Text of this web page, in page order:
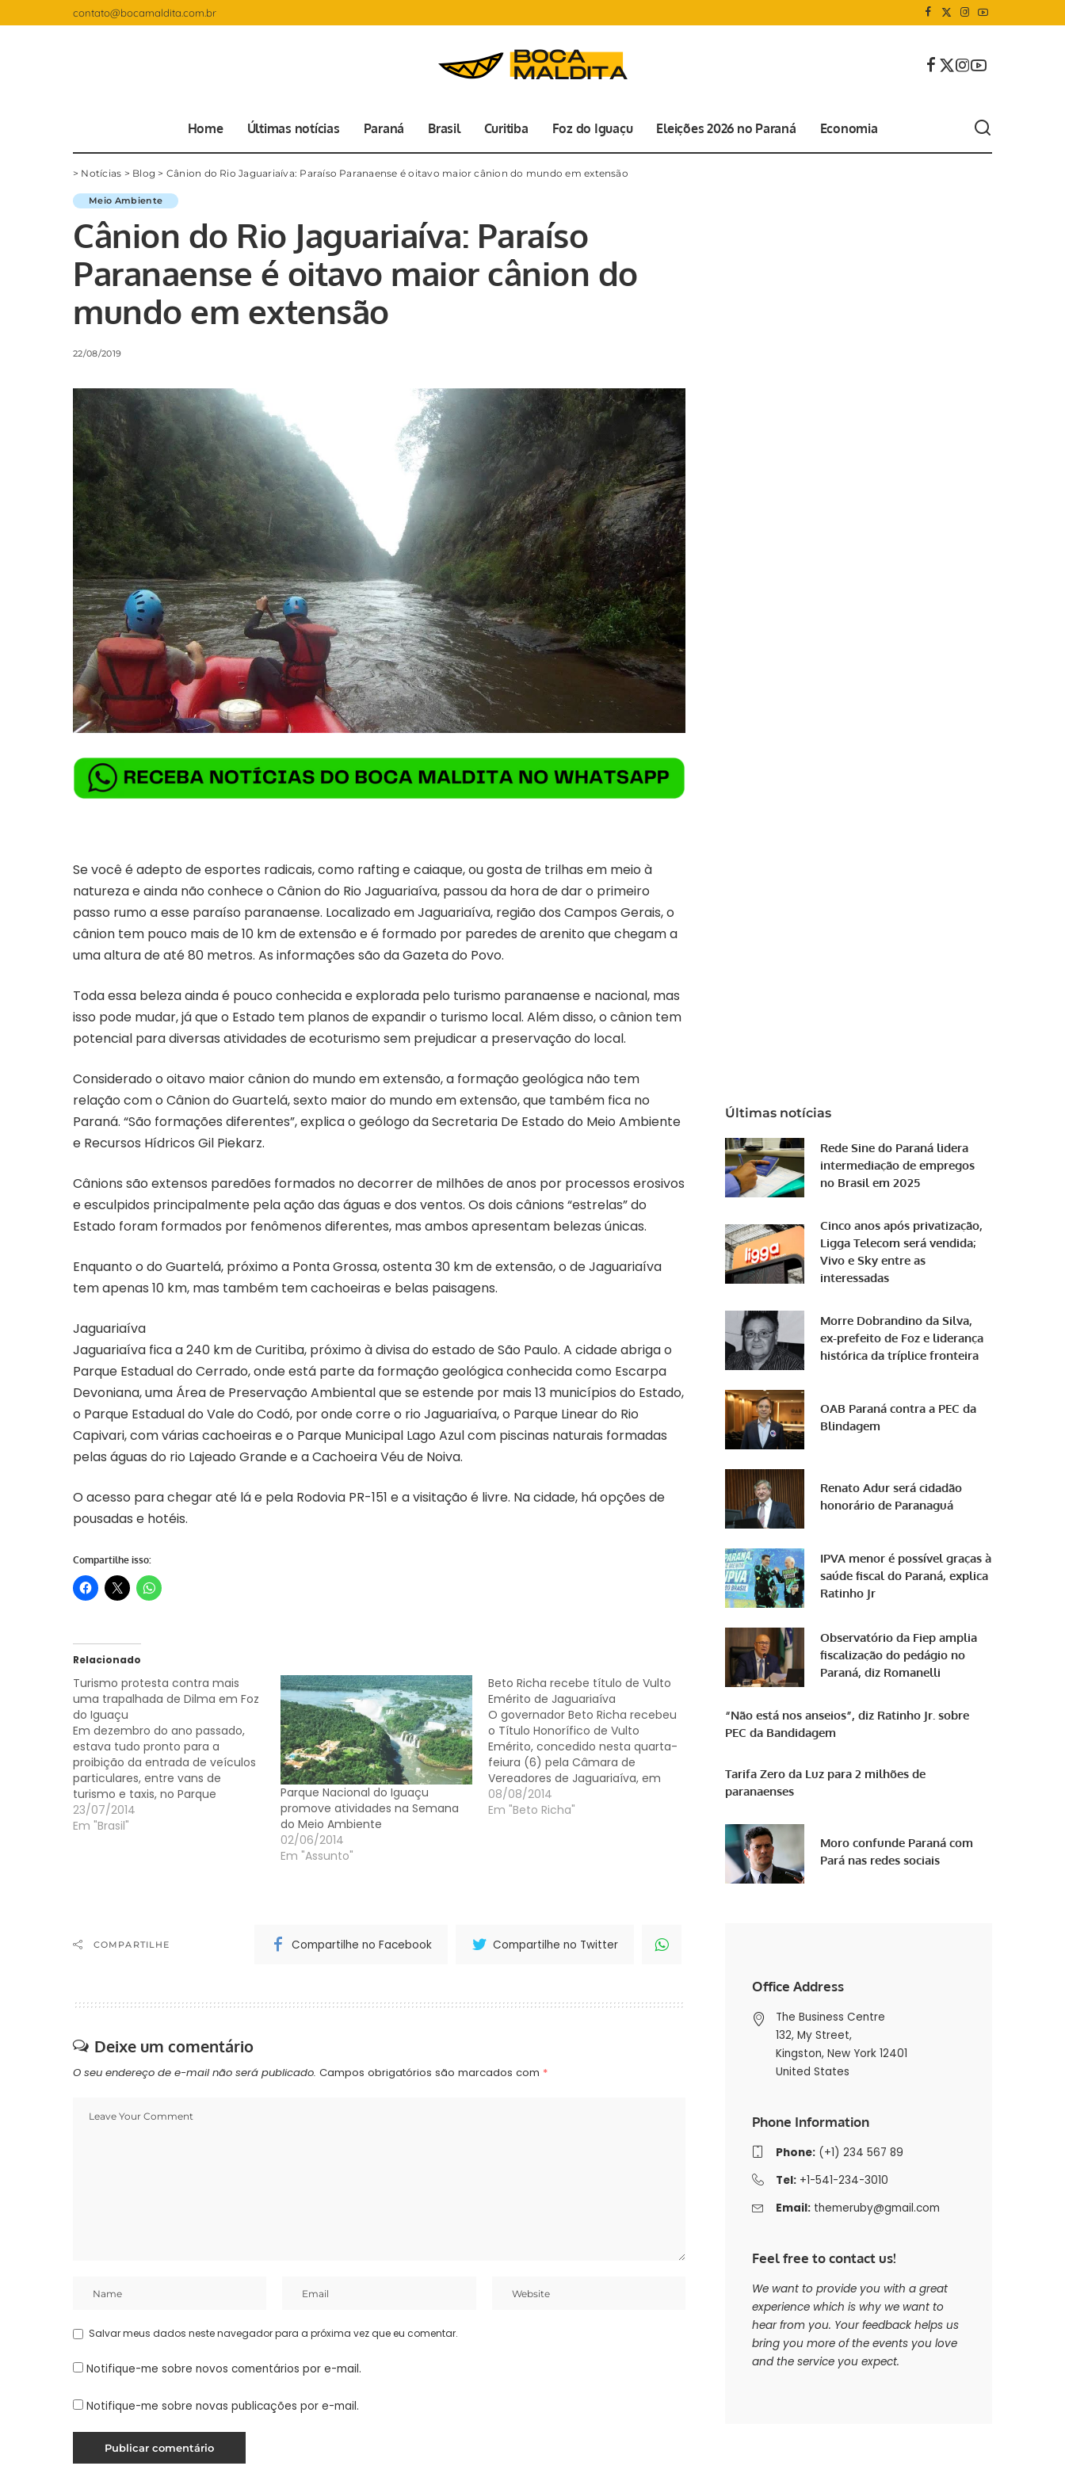
contato@bocamaldita.com.br
Home Últimas notícias Paraná Brasil Curitiba Foz do Iguaçu Eleições 2026 no Paraná Economia
> Notícias > Blog > Cânion do Rio Jaguariaíva: Paraíso Paranaense é oitavo maior cânion do mundo em extensão
Meio Ambiente
Cânion do Rio Jaguariaíva: Paraíso
Paranaense é oitavo maior cânion do
mundo em extensão
22/08/2019
Se você é adepto de esportes radicais, como rafting e caiaque, ou gosta de trilhas em meio à
natureza e ainda não conhece o Cânion do Rio Jaguariaíva, passou da hora de dar o primeiro
passo rumo a esse paraíso paranaense. Localizado em Jaguariaíva, região dos Campos Gerais, o
cânion tem pouco mais de 10 km de extensão e é formado por paredes de arenito que chegam a
uma altura de até 80 metros. As informações são da Gazeta do Povo.
Toda essa beleza ainda é pouco conhecida e explorada pelo turismo paranaense e nacional, mas
isso pode mudar, já que o Estado tem planos de expandir o turismo local. Além disso, o cânion tem
potencial para diversas atividades de ecoturismo sem prejudicar a preservação do local.
Considerado o oitavo maior cânion do mundo em extensão, a formação geológica não tem
relação com o Cânion do Guartelá, sexto maior do mundo em extensão, que também fica no
Paraná. “São formações diferentes”, explica o geólogo da Secretaria De Estado do Meio Ambiente
e Recursos Hídricos Gil Piekarz.
Cânions são extensos paredões formados no decorrer de milhões de anos por processos erosivos
e esculpidos principalmente pela ação das águas e dos ventos. Os dois cânions “estrelas” do
Estado foram formados por fenômenos diferentes, mas ambos apresentam belezas únicas.
Enquanto o do Guartelá, próximo a Ponta Grossa, ostenta 30 km de extensão, o de Jaguariaíva
tem apenas 10 km, mas também tem cachoeiras e belas paisagens.
Jaguariaíva
Jaguariaíva fica a 240 km de Curitiba, próximo à divisa do estado de São Paulo. A cidade abriga o
Parque Estadual do Cerrado, onde está parte da formação geológica conhecida como Escarpa
Devoniana, uma Área de Preservação Ambiental que se estende por mais 13 municípios do Estado,
o Parque Estadual do Vale do Codó, por onde corre o rio Jaguariaíva, o Parque Linear do Rio
Capivari, com várias cachoeiras e o Parque Municipal Lago Azul com piscinas naturais formadas
pelas águas do rio Lajeado Grande e a Cachoeira Véu de Noiva.
O acesso para chegar até lá e pela Rodovia PR-151 e a visitação é livre. Na cidade, há opções de
pousadas e hotéis.
Compartilhe isso:
Relacionado
Turismo protesta contra mais
uma trapalhada de Dilma em Foz
do Iguaçu
Em dezembro do ano passado,
estava tudo pronto para a
proibição da entrada de veículos
particulares, entre vans de
turismo e taxis, no Parque
Nacional do Iguaçu, quando
representantes do trade turístico
23/07/2014
Em "Brasil"
Parque Nacional do Iguaçu
promove atividades na Semana
do Meio Ambiente
02/06/2014
Em "Assunto"
Beto Richa recebe título de Vulto
Emérito de Jaguariaíva
O governador Beto Richa recebeu
o Título Honorífico de Vulto
Emérito, concedido nesta quarta-
feiura (6) pela Câmara de
Vereadores de Jaguariaíva, em
sessão solene comandada pelo
presidente da Casa e também
08/08/2014
Em "Beto Richa"
COMPARTILHE Compartilhe no Facebook Compartilhe no Twitter
Deixe um comentário
O seu endereço de e-mail não será publicado. Campos obrigatórios são marcados com *
Salvar meus dados neste navegador para a próxima vez que eu comentar.
Notifique-me sobre novos comentários por e-mail.
Notifique-me sobre novas publicações por e-mail.
Últimas notícias
Rede Sine do Paraná lidera
intermediação de empregos
no Brasil em 2025
Cinco anos após privatização,
Ligga Telecom será vendida;
Vivo e Sky entre as
interessadas
Morre Dobrandino da Silva,
ex-prefeito de Foz e liderança
histórica da tríplice fronteira
OAB Paraná contra a PEC da
Blindagem
Renato Adur será cidadão
honorário de Paranaguá
IPVA menor é possível graças à
saúde fiscal do Paraná, explica
Ratinho Jr
Observatório da Fiep amplia
fiscalização do pedágio no
Paraná, diz Romanelli
“Não está nos anseios”, diz Ratinho Jr. sobre
PEC da Bandidagem
Tarifa Zero da Luz para 2 milhões de
paranaenses
Moro confunde Paraná com
Pará nas redes sociais
Office Address
The Business Centre
132, My Street,
Kingston, New York 12401
United States
Phone Information
Phone:(+1) 234 567 89
Tel:+1-541-234-3010
Email: themeruby@gmail.com
Feel free to contact us!
We want to provide you with a great
experience which is why we want to
hear from you. Your feedback helps us
bring you more of the events you love
and the service you expect.